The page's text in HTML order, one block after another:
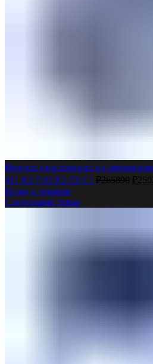
Верстак сверловщика со
611 R2-7101R2-T2-C1 ₽265890 ₽
Назад к товарам
Следующий товар